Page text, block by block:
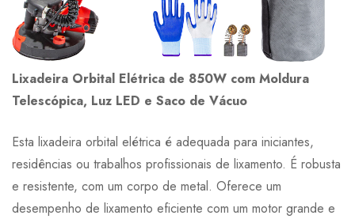
Lixadeira Orbital Elétrica de 850W com Moldura
Telescópica, Luz LED e Saco de Vácuo
Esta lixadeira orbital elétrica é adequada para iniciantes,
residências ou trabalhos profissionais de lixamento. É robusta
e resistente, com um corpo de metal. Oferece um
desempenho de lixamento eficiente com um motor grande e